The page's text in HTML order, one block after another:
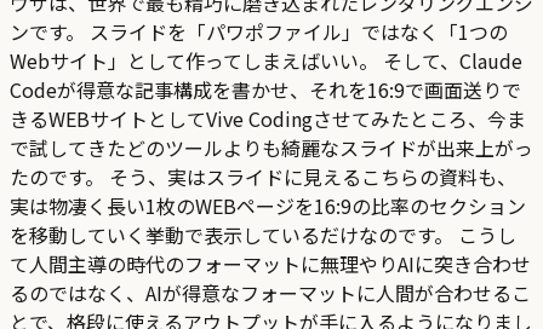
ンです。 スライドを「パワポファイル」ではなく「1つの
Webサイト」として作ってしまえばいい。 そして、Claude
Codeが得意な記事構成を書かせ、それを16:9で画面送りで
きるWEBサイトとしてVive Codingさせてみたところ、今ま
で試してきたどのツールよりも綺麗なスライドが出来上がっ
たのです。 そう、実はスライドに見えるこちらの資料も、
実は物凄く長い1枚のWEBページを16:9の比率のセクション
を移動していく挙動で表示しているだけなのです。 こうし
て人間主導の時代のフォーマットに無理やりAIに突き合わせ
るのではなく、AIが得意なフォーマットに人間が合わせるこ
とで、格段に使えるアウトプットが手に入るようになりまし